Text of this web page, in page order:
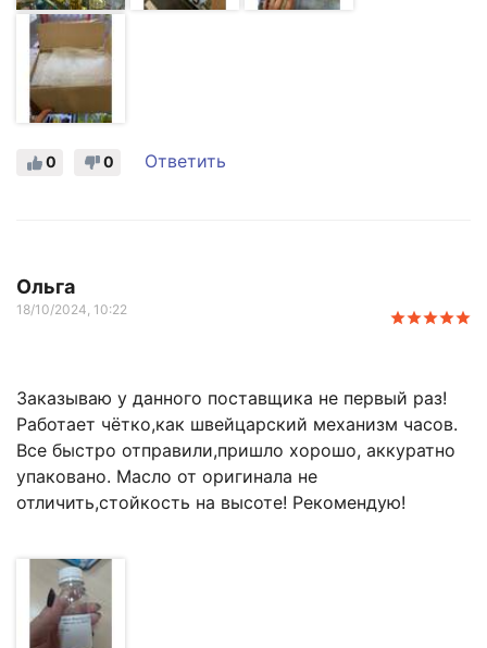
0
0 Ответить
Ольга
18/10/2024, 10:22
Заказываю у данного поставщика не первый раз!
Работает чётко,как швейцарский механизм часов.
Все быстро отправили,пришло хорошо, аккуратно
упаковано. Масло от оригинала не
отличить,стойкость на высоте! Рекомендую!